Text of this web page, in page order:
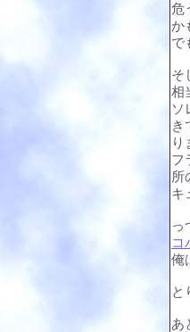
危
か
で
そ
相
ソ
き
り
フ
所
キ
っ
コ
俺
と
あ